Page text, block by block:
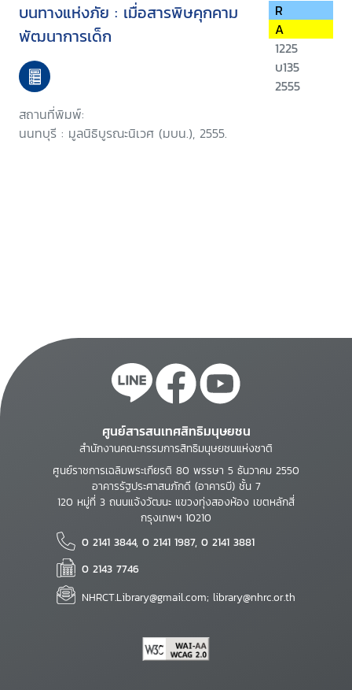
บนทางแห่งภัย : เมื่อสารพิษคุกคาม
พัฒนาการเด็ก
สถานที่พิมพ์:
นนทบุรี : มูลนิธิบูรณะนิเวศ (มบน.), 2555.
R
A
1225
บ135
2555
ศูนย์สารสนเทศสิทธิมนุษยชน
สำนักงานคณะกรรมการสิทธิมนุษยชนแห่งชาติ
ศูนย์ราชการเฉลิมพระเกียรติ 80 พรรษา 5 ธันวาคม 2550
อาคารรัฐประศาสนภักดี (อาคารบี) ชั้น 7
120 หมู่ที่ 3 ถนนแจ้งวัฒนะ แขวงทุ่งสองห้อง เขตหลักสี่
กรุงเทพฯ 10210
0 2141 3844, 0 2141 1987, 0 2141 3881
0 2143 7746
NHRCT.Library@gmail.com; library@nhrc.or.th